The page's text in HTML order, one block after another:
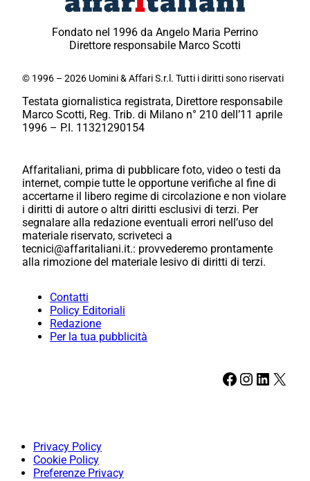
Fondato nel 1996 da Angelo Maria Perrino
Direttore responsabile Marco Scotti
© 1996 – 2026 Uomini & Affari S.r.l. Tutti i diritti sono riservati
Testata giornalistica registrata, Direttore responsabile
Marco Scotti, Reg. Trib. di Milano n° 210 dell’11 aprile
1996 – P.I. 11321290154
Affaritaliani, prima di pubblicare foto, video o testi da
internet, compie tutte le opportune verifiche al fine di
accertarne il libero regime di circolazione e non violare
i diritti di autore o altri diritti esclusivi di terzi. Per
segnalare alla redazione eventuali errori nell’uso del
materiale riservato, scriveteci a
tecnici@affaritaliani.it.: provvederemo prontamente
alla rimozione del materiale lesivo di diritti di terzi.
Contatti
Policy Editoriali
Redazione
Per la tua pubblicità
Facebook Instagram LinkedIn X
Privacy Policy
Cookie Policy
Preferenze Privacy